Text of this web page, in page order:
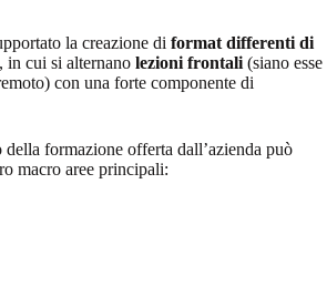
la creazione di format differenti di
, in cui si alternano lezioni frontali (siano esse
con una forte componente di
della formazione offerta dall’azienda può
macro aree principali: